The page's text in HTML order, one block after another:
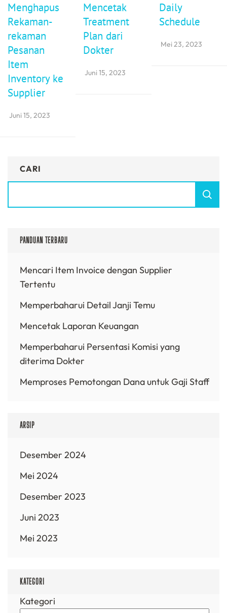
Menghapus
Rekaman-
rekaman
Pesanan
Item
Inventory ke
Supplier
Juni 15, 2023
Mencetak
Treatment
Plan dari
Dokter
Juni 15, 2023
Daily
Schedule
Mei 23, 2023
CARI
PANDUAN TERBARU
Mencari Item Invoice dengan Supplier
Tertentu
Memperbaharui Detail Janji Temu
Mencetak Laporan Keuangan
Memperbaharui Persentasi Komisi yang
diterima Dokter
Memproses Pemotongan Dana untuk Gaji Staff
ARSIP
Desember 2024
Mei 2024
Desember 2023
Juni 2023
Mei 2023
KATEGORI
Kategori